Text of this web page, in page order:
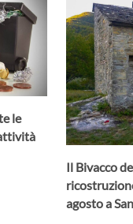
le
Il Bivacco
agosto a